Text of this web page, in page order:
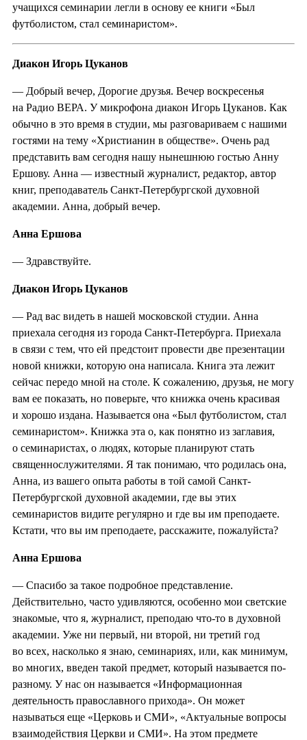
учащихся семинарии легли в основу ее книги «Был
футболистом, стал семинаристом».
Диакон Игорь Цуканов
— Добрый вечер, Дорогие друзья. Вечер воскресенья
на Радио ВЕРА. У микрофона диакон Игорь Цуканов. Как
обычно в это время в студии, мы разговариваем с нашими
гостями на тему «Христианин в обществе». Очень рад
представить вам сегодня нашу нынешнюю гостью Анну
Ершову. Анна — известный журналист, редактор, автор
книг, преподаватель Санкт-Петербургской духовной
академии. Анна, добрый вечер.
Анна Ершова
— Здравствуйте.
Диакон Игорь Цуканов
— Рад вас видеть в нашей московской студии. Анна
приехала сегодня из города Санкт-Петербурга. Приехала
в связи с тем, что ей предстоит провести две презентации
новой книжки, которую она написала. Книга эта лежит
сейчас передо мной на столе. К сожалению, друзья, не могу
вам ее показать, но поверьте, что книжка очень красивая
и хорошо издана. Называется она «Был футболистом, стал
семинаристом». Книжка эта о, как понятно из заглавия,
о семинаристах, о людях, которые планируют стать
священнослужителями. Я так понимаю, что родилась она,
Анна, из вашего опыта работы в той самой Санкт-
Петербургской духовной академии, где вы этих
семинаристов видите регулярно и где вы им преподаете.
Кстати, что вы им преподаете, расскажите, пожалуйста?
Анна Ершова
— Спасибо за такое подробное представление.
Действительно, часто удивляются, особенно мои светские
знакомые, что я, журналист, преподаю что-то в духовной
академии. Уже ни первый, ни второй, ни третий год
во всех, насколько я знаю, семинариях, или, как минимум,
во многих, введен такой предмет, который называется по-
разному. У нас он называется «Информационная
деятельность православного прихода». Он может
называться еще «Церковь и СМИ», «Актуальные вопросы
взаимодействия Церкви и СМИ». На этом предмете